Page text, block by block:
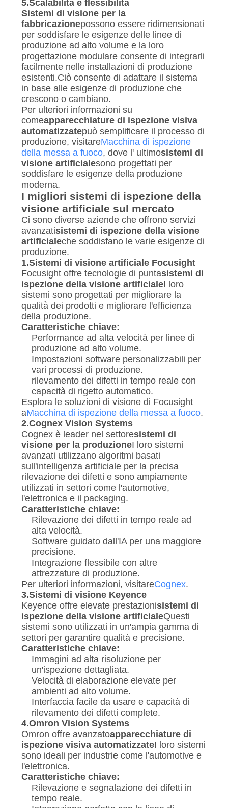
5.Scalabilità e flessibilità
Sistemi di visione per la
fabbricazionepossono essere ridimensionati
per soddisfare le esigenze delle linee di
produzione ad alto volume e la loro
progettazione modulare consente di integrarli
facilmente nelle installazioni di produzione
esistenti.Ciò consente di adattare il sistema
in base alle esigenze di produzione che
crescono o cambiano.
Per ulteriori informazioni su
comeapparecchiature di ispezione visiva
automatizzatepuò semplificare il processo di
produzione, visitareMacchina di ispezione
della messa a fuoco, dove l' ultimosistemi di
visione artificialesono progettati per
soddisfare le esigenze della produzione
moderna.
I migliori sistemi di ispezione della
visione artificiale sul mercato
Ci sono diverse aziende che offrono servizi
avanzatisistemi di ispezione della visione
artificialeche soddisfano le varie esigenze di
produzione.
1.Sistemi di visione artificiale Focusight
Focusight offre tecnologie di puntasistemi di
ispezione della visione artificialeI loro
sistemi sono progettati per migliorare la
qualità dei prodotti e migliorare l'efficienza
della produzione.
Caratteristiche chiave:
Performance ad alta velocità per linee di
produzione ad alto volume.
Impostazioni software personalizzabili per
vari processi di produzione.
rilevamento dei difetti in tempo reale con
capacità di rigetto automatico.
Esplora le soluzioni di visione di Focusight
aMacchina di ispezione della messa a fuoco.
2.Cognex Vision Systems
Cognex è leader nel settoresistemi di
visione per la produzioneI loro sistemi
avanzati utilizzano algoritmi basati
sull'intelligenza artificiale per la precisa
rilevazione dei difetti e sono ampiamente
utilizzati in settori come l'automotive,
l'elettronica e il packaging.
Caratteristiche chiave:
Rilevazione dei difetti in tempo reale ad
alta velocità.
Software guidato dall'IA per una maggiore
precisione.
Integrazione flessibile con altre
attrezzature di produzione.
Per ulteriori informazioni, visitareCognex.
3.Sistemi di visione Keyence
Keyence offre elevate prestazionisistemi di
ispezione della visione artificialeQuesti
sistemi sono utilizzati in un'ampia gamma di
settori per garantire qualità e precisione.
Caratteristiche chiave:
Immagini ad alta risoluzione per
un'ispezione dettagliata.
Velocità di elaborazione elevate per
ambienti ad alto volume.
Interfaccia facile da usare e capacità di
rilevamento dei difetti complete.
4.Omron Vision Systems
Omron offre avanzatoapparecchiature di
ispezione visiva automatizzateI loro sistemi
sono ideali per industrie come l'automotive e
l'elettronica.
Caratteristiche chiave:
Rilevazione e segnalazione dei difetti in
tempo reale.